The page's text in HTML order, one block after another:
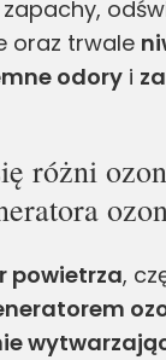
oraz trwale
odory i
różni
powietrza,